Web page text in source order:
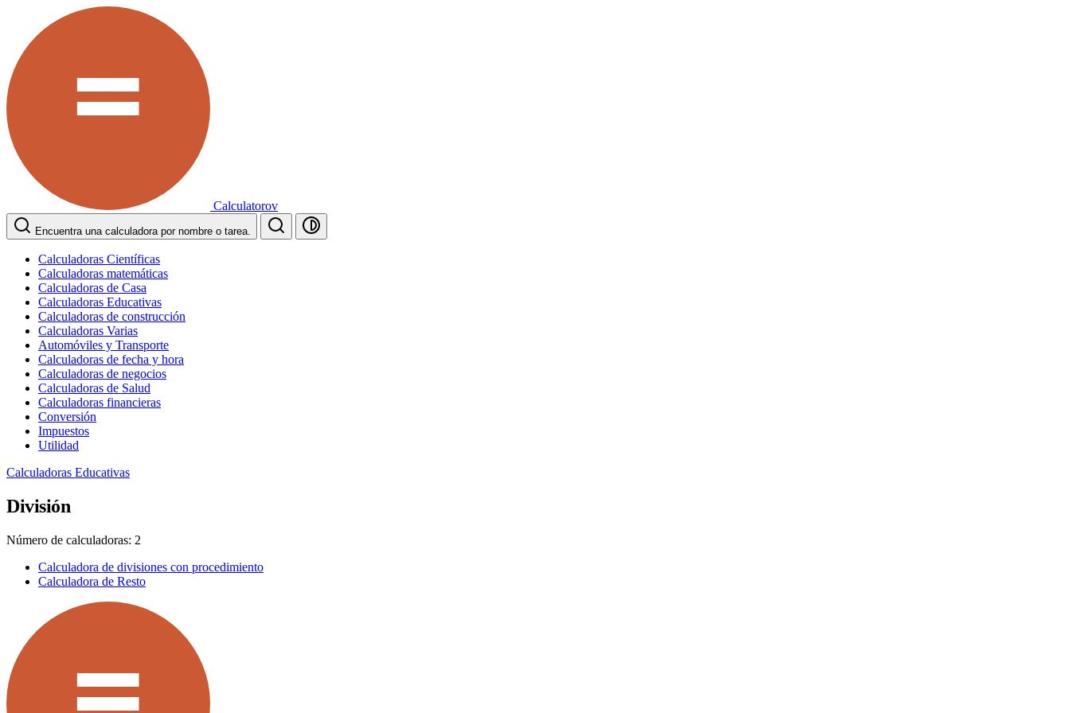
Calculatorov
Encuentra una calculadora por nombre o tarea.
Calculadoras Científicas
Calculadoras matemáticas
Calculadoras de Casa
Calculadoras Educativas
Calculadoras de construcción
Calculadoras Varias
Automóviles y Transporte
Calculadoras de fecha y hora
Calculadoras de negocios
Calculadoras de Salud
Calculadoras financieras
Conversión
Impuestos
Utilidad
Calculadoras Educativas
División
Número de calculadoras: 2
Calculadora de divisiones con procedimiento
Calculadora de Resto